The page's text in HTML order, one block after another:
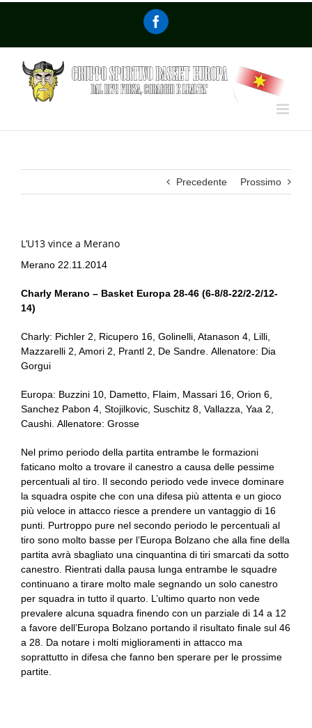
Precedente Prossimo
L’U13 vince a Merano
Merano 22.11.2014
Charly Merano – Basket Europa 28-46 (6-8/8-22/2-2/12-
14)
Charly: Pichler 2, Ricupero 16, Golinelli, Atanason 4, Lilli,
Mazzarelli 2, Amori 2, Prantl 2, De Sandre. Allenatore: Dia
Gorgui
Europa: Buzzini 10, Dametto, Flaim, Massari 16, Orion 6,
Sanchez Pabon 4, Stojilkovic, Suschitz 8, Vallazza, Yaa 2,
Caushi. Allenatore: Grosse
Nel primo periodo della partita entrambe le formazioni
faticano molto a trovare il canestro a causa delle pessime
percentuali al tiro. Il secondo periodo vede invece dominare
la squadra ospite che con una difesa più attenta e un gioco
più veloce in attacco riesce a prendere un vantaggio di 16
punti. Purtroppo pure nel secondo periodo le percentuali al
tiro sono molto basse per l’Europa Bolzano che alla fine della
partita avrà sbagliato una cinquantina di tiri smarcati da sotto
canestro. Rientrati dalla pausa lunga entrambe le squadre
continuano a tirare molto male segnando un solo canestro
per squadra in tutto il quarto. L’ultimo quarto non vede
prevalere alcuna squadra finendo con un parziale di 14 a 12
a favore dell’Europa Bolzano portando il risultato finale sul 46
a 28. Da notare i molti miglioramenti in attacco ma
soprattutto in difesa che fanno ben sperare per le prossime
partite.